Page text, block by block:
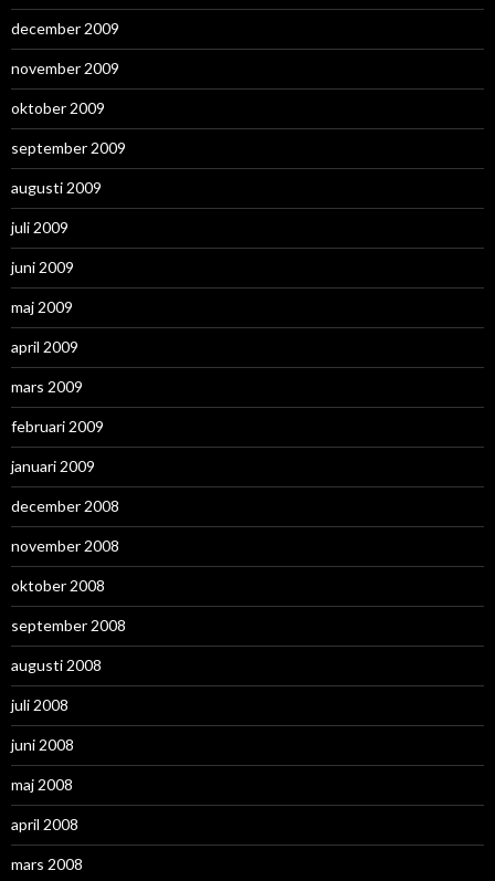
december 2009
november 2009
oktober 2009
september 2009
augusti 2009
juli 2009
juni 2009
maj 2009
april 2009
mars 2009
februari 2009
januari 2009
december 2008
november 2008
oktober 2008
september 2008
augusti 2008
juli 2008
juni 2008
maj 2008
april 2008
mars 2008